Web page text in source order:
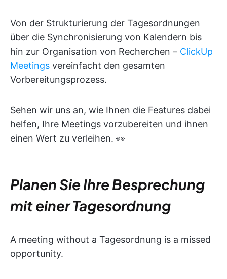
Von der Strukturierung der Tagesordnungen
über die Synchronisierung von Kalendern bis
hin zur Organisation von Recherchen – ClickUp
Meetings vereinfacht den gesamten
Vorbereitungsprozess.
Sehen wir uns an, wie Ihnen die Features dabei
helfen, Ihre Meetings vorzubereiten und ihnen
einen Wert zu verleihen. 👀
Planen Sie Ihre Besprechung
mit einer Tagesordnung
A meeting without a Tagesordnung is a missed
opportunity.